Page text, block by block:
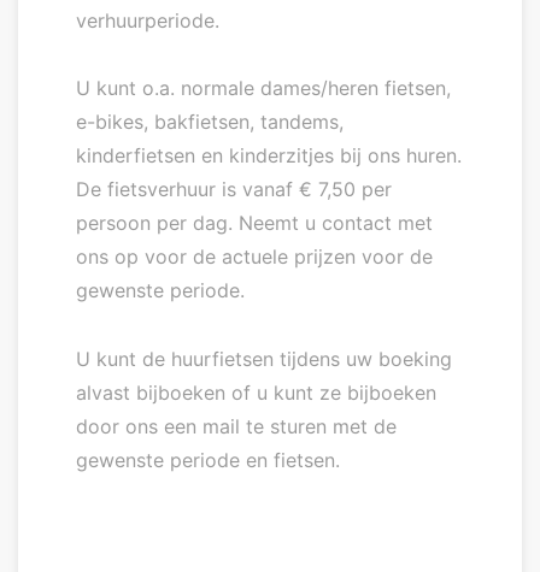
verhuurperiode.
U kunt o.a. normale dames/heren fietsen,
e-bikes, bakfietsen, tandems,
kinderfietsen en kinderzitjes bij ons huren.
De fietsverhuur is vanaf € 7,50 per
persoon per dag. Neemt u contact met
ons op voor de actuele prijzen voor de
gewenste periode.
U kunt de huurfietsen tijdens uw boeking
alvast bijboeken of u kunt ze bijboeken
door ons een mail te sturen met de
gewenste periode en fietsen.